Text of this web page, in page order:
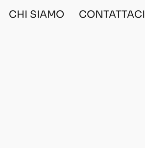
CHI SIAMO CONTATTACI